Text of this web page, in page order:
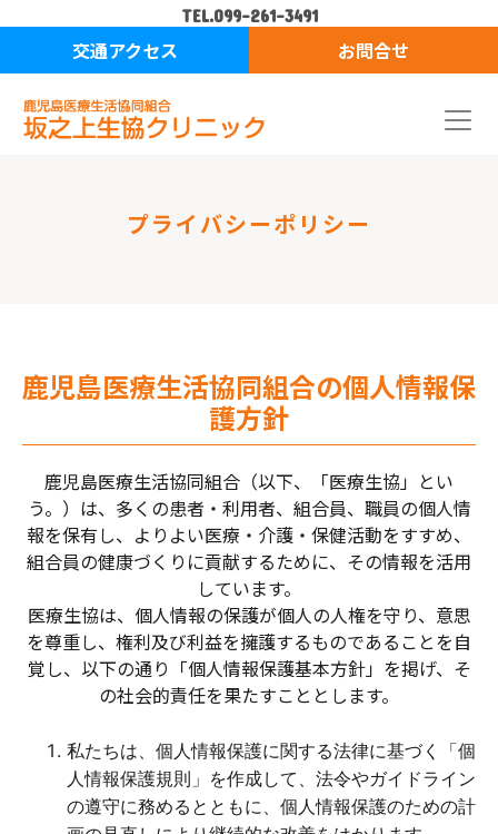
TEL.099-261-3491
交通アクセス お問合せ
プライバシーポリシー
鹿児島医療生活協同組合の個人情報保
護方針
鹿児島医療生活協同組合（以下、「医療生協」とい
う。）は、多くの患者・利用者、組合員、職員の個人情
報を保有し、よりよい医療・介護・保健活動をすすめ、
組合員の健康づくりに貢献するために、その情報を活用
しています。
医療生協は、個人情報の保護が個人の人権を守り、意思
を尊重し、権利及び利益を擁護するものであることを自
覚し、以下の通り「個人情報保護基本方針」を掲げ、そ
の社会的責任を果たすこととします。
私たちは、個人情報保護に関する法律に基づく「個
人情報保護規則」を作成して、法令やガイドライン
の遵守に務めるとともに、個人情報保護のための計